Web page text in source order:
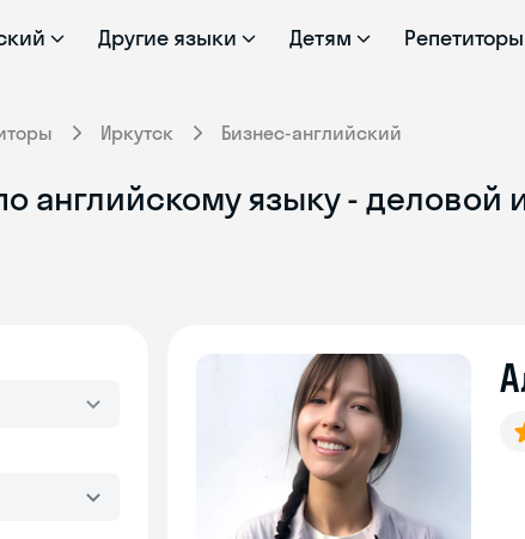
Другие языки Детям Репетиторы
Иркутск Бизнес-английский
английскому языку - деловой